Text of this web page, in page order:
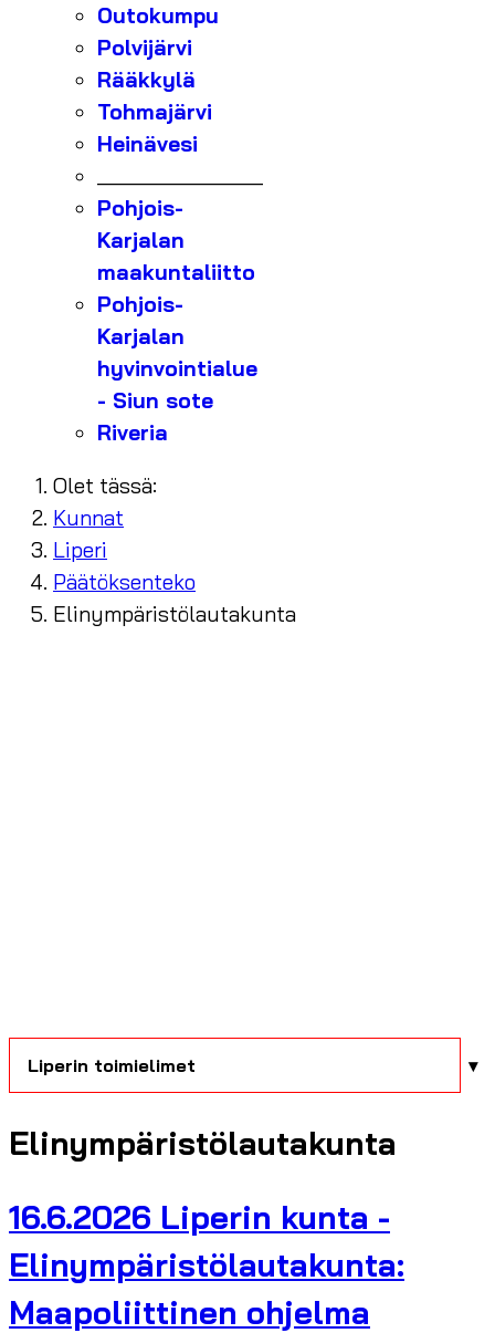
Outokumpu
Polvijärvi
Rääkkylä
Tohmajärvi
Heinävesi
Pohjois-
Karjalan
maakuntaliitto
Pohjois-
Karjalan
hyvinvointialue
- Siun sote
Riveria
Olet tässä:
Kunnat
Liperi
Päätöksenteko
Elinympäristölautakunta
Liperin toimielimet
Elinympäristölautakunta
16.6.2026 Liperin kunta -
Elinympäristölautakunta:
Maapoliittinen ohjelma